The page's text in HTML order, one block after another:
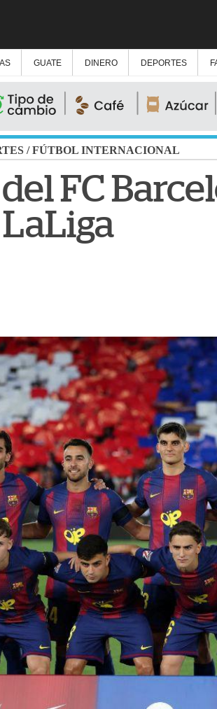
GUATE DINERO DEPORTES
/FÚTBOL INTERNACIONAL
FC